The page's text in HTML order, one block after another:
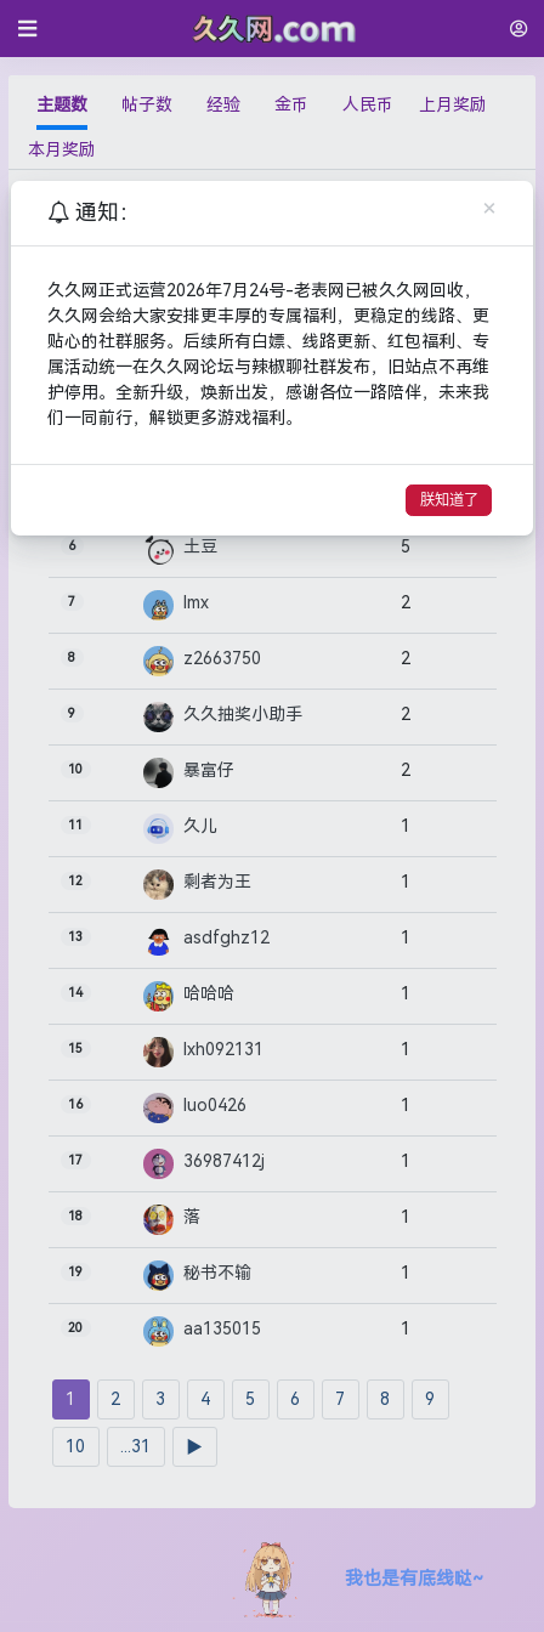
主题数 帖子数 经验 金币 人民币 上月奖励
本月奖励
排名
2 包包 31
3 沁沁 28
7
6 土豆 5
7 lmx 2
8 z2663750 2
9 久久抽奖小助手 2
10 暴富仔 2
11 久儿 1
12 剩者为王 1
13 asdfghz12 1
14 哈哈哈 1
15 lxh092131 1
16 luo0426 1
17 36987412j 1
18 落 1
19 秘书不输 1
20 aa135015 1
1 2 3 4 5 6 7 8 9
10 ...31 ▶
我也是有底线哒~
通知： ×
久久网正式运营2026年7月24号-老表网已被久久网回收，
久久网会给大家安排更丰厚的专属福利，更稳定的线路、更
贴心的社群服务。后续所有白嫖、线路更新、红包福利、专
属活动统一在久久网论坛与辣椒聊社群发布，旧站点不再维
护停用。全新升级，焕新出发，感谢各位一路陪伴，未来我
们一同前行，解锁更多游戏福利。
朕知道了